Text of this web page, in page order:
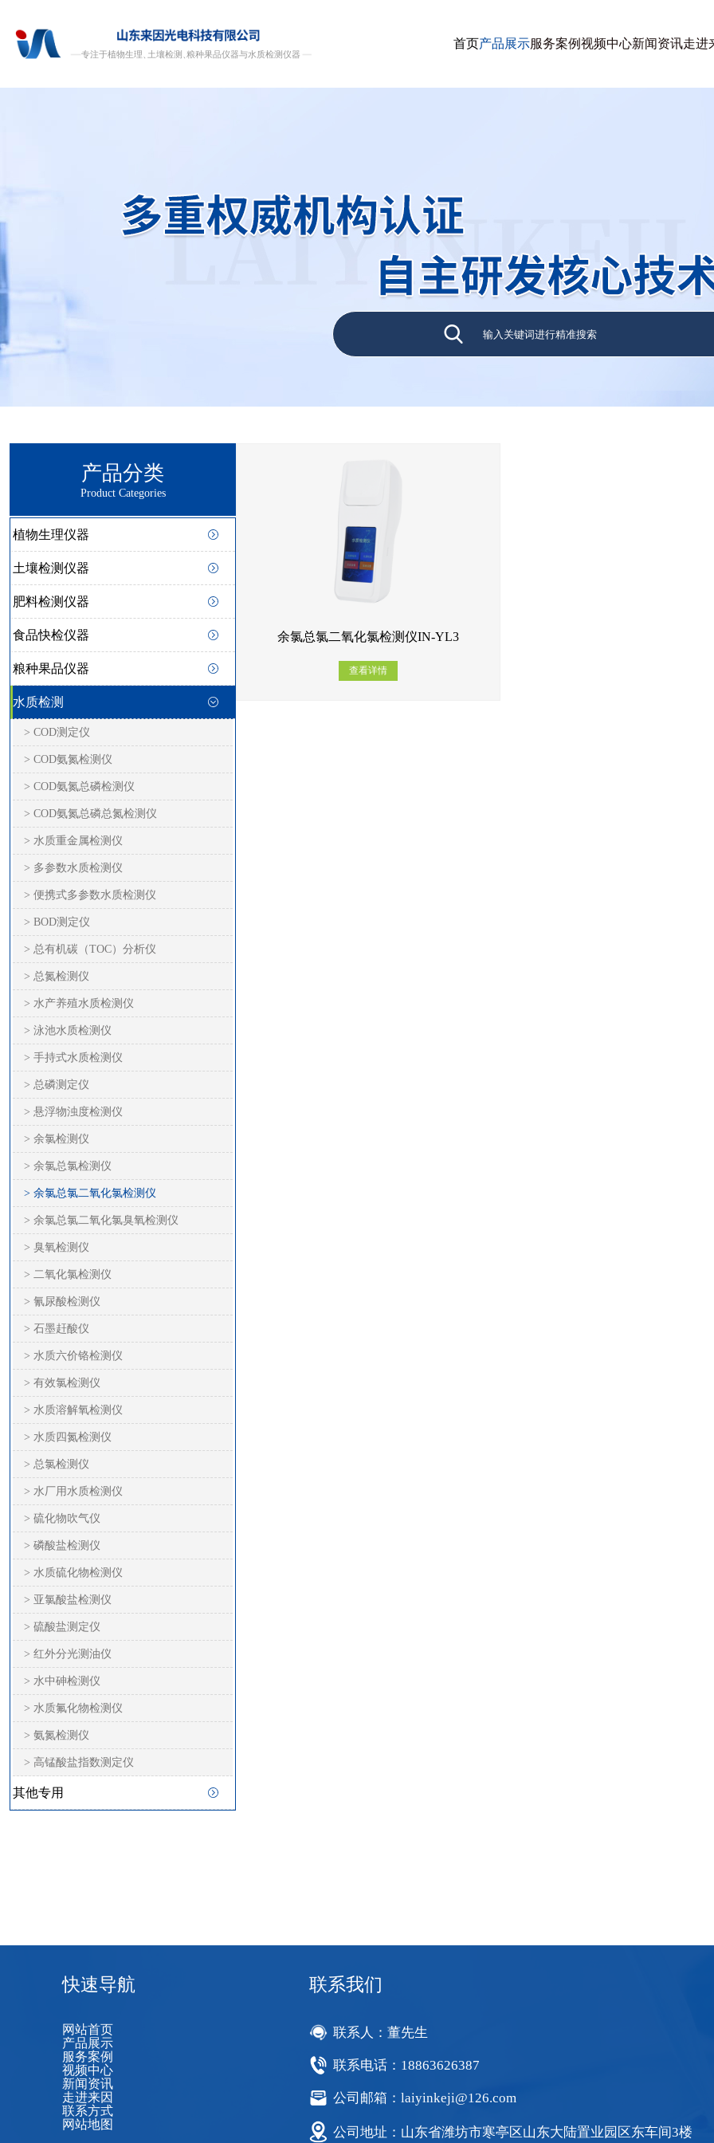
首页产品展示服务案例视频中心新闻资讯走进
产品分类
Product Categories
植物生理仪器
土壤检测仪器
肥料检测仪器
食品快检仪器
粮种果品仪器
水质检测
> COD测定仪
> COD氨氮检测仪
> COD氨氮总磷检测仪
> COD氨氮总磷总氮检测仪
> 水质重金属检测仪
> 多参数水质检测仪
> 便携式多参数水质检测仪
> BOD测定仪
> 总有机碳（TOC）分析仪
> 总氮检测仪
> 水产养殖水质检测仪
> 泳池水质检测仪
> 手持式水质检测仪
> 总磷测定仪
> 悬浮物浊度检测仪
> 余氯检测仪
> 余氯总氯检测仪
> 余氯总氯二氧化氯检测仪
> 余氯总氯二氧化氯臭氧检测仪
> 臭氧检测仪
> 二氧化氯检测仪
> 氰尿酸检测仪
> 石墨赶酸仪
> 水质六价铬检测仪
> 有效氯检测仪
> 水质溶解氧检测仪
> 水质四氮检测仪
> 总氯检测仪
> 水厂用水质检测仪
> 硫化物吹气仪
> 磷酸盐检测仪
> 水质硫化物检测仪
> 亚氯酸盐检测仪
> 硫酸盐测定仪
> 红外分光测油仪
> 水中砷检测仪
> 水质氟化物检测仪
> 氨氮检测仪
> 高锰酸盐指数测定仪
其他专用
余氯总氯二氧化氯检测仪IN-YL3
查看详情
快速导航
网站首页
产品展示
服务案例
视频中心
新闻资讯
走进来因
联系方式
网站地图
联系我们
联系人：董先生
联系电话：18863626387
公司邮箱：laiyinkeji@126.com
公司地址：山东省潍坊市寒亭区山东大陆置业园区东车间3楼